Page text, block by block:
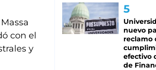
con el
y
nuevo
reclamo
efectivo
de